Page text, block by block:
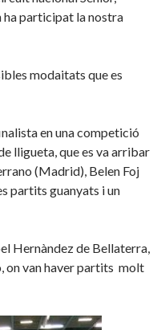
ha participat la nostra
modaitats que es
en una competició
lligueta, que es va arribar
(Madrid), Belen Foj
partits guanyats i un
Hernàndez de Bellaterra,
on van haver partits molt